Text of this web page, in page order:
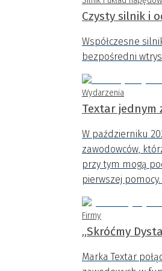
Czysty silnik i
Współczesne
bezpośredni
Wydarzenia
Textar jednym
W październiku
zawodowców,
przy tym mogą
pierwszej pomocy.
Firmy
„Skróćmy
Marka Textar